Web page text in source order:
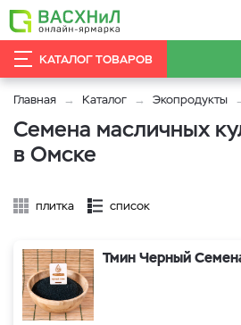
КАТАЛОГ ТОВАРОВ
Главная Каталог Экопродукты
Семена масличных
в Омске
плитка список
Тмин Черный